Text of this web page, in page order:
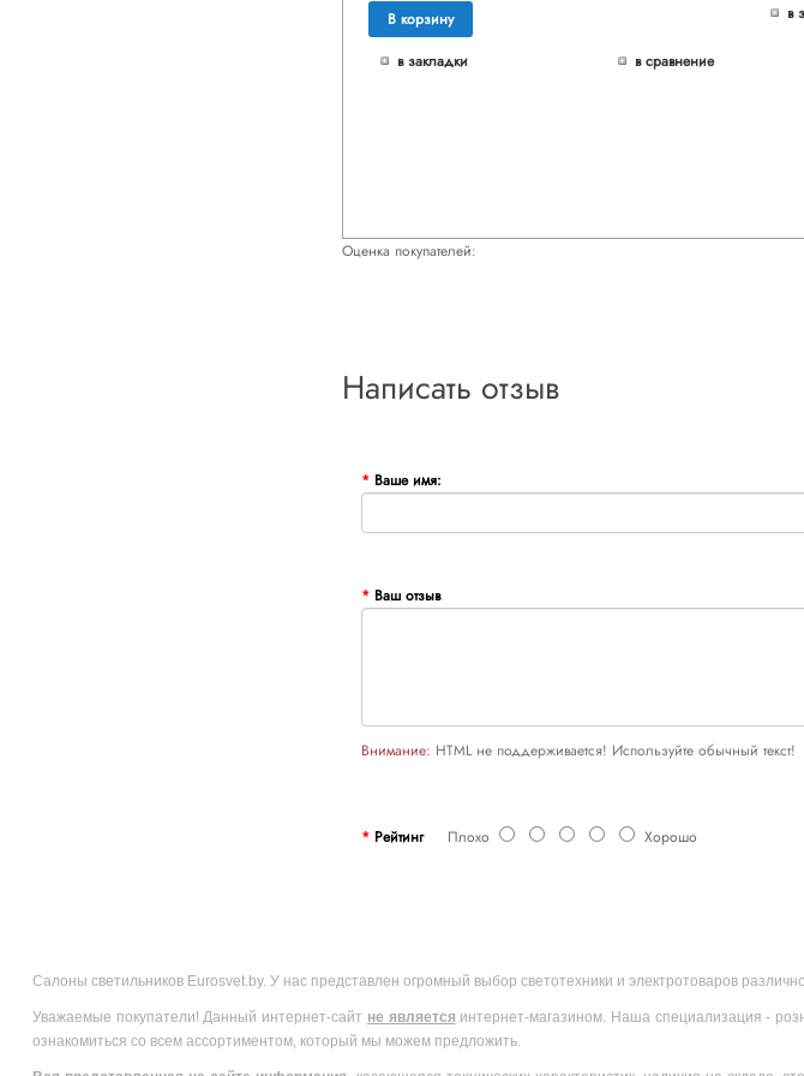
В корзину
в закладки
в сравнение
в
Оценка покупателей:
Написать отзыв
Ваше имя:
Ваш отзыв
Внимание: HTML не поддерживается! Используйте обычный текст!
РейтингПлохо Хорошо
Салоны светильников Eurosvet.by. У нас представлен огромный выбор светотехники и электротоваров
Уважаемые покупатели! Данный интернет-сайт не является интернет-магазином. Наша специализация -
ознакомиться со всем ассортиментом, который мы можем предложить.